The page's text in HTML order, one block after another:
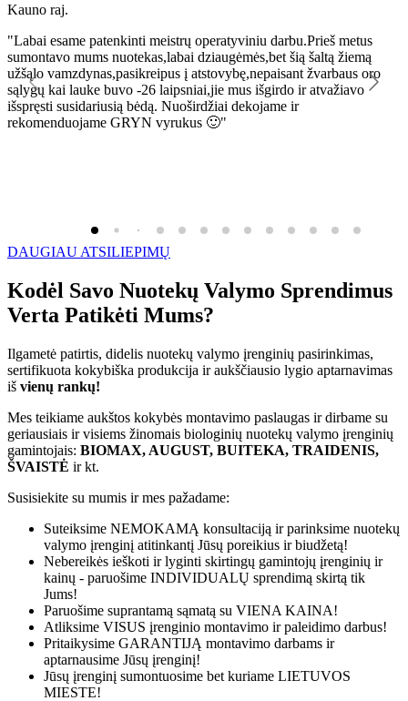
Kauno raj.
"Labai esame patenkinti meistrų operatyviniu darbu.Prieš metus
sumontavo mums nuotekas,labai dziaugėmės,bet šią šaltą žiemą
užšąlo vamzdynas,pasikreipus į atstovybę,nepaisant žvarbaus oro
sąlygų kai lauke buvo -26 laipsniai,jie mus išgirdo ir atvažiavo
išspręsti susidariusią bėdą. Nuoširdžiai dekojame ir
rekomenduojame GRYN vyrukus 🙂"
DAUGIAU ATSILIEPIMŲ
Kodėl Savo Nuotekų Valymo Sprendimus
Verta Patikėti Mums?
Ilgametė patirtis, didelis nuotekų valymo įrenginių pasirinkimas,
sertifikuota kokybiška produkcija ir aukščiausio lygio aptarnavimas
iš vienų rankų!
Mes teikiame aukštos kokybės montavimo paslaugas ir dirbame su
geriausiais ir visiems žinomais biologinių nuotekų valymo įrenginių
gamintojais: BIOMAX, AUGUST, BUITEKA, TRAIDENIS,
ŠVAISTĖ ir kt.
Susisiekite su mumis ir mes pažadame:
Suteiksime NEMOKAMĄ konsultaciją ir parinksime nuotekų
valymo įrenginį atitinkantį Jūsų poreikius ir biudžetą!
Nebereikės ieškoti ir lyginti skirtingų gamintojų įrenginių ir
kainų - paruošime INDIVIDUALŲ sprendimą skirtą tik
Jums!
Paruošime suprantamą sąmatą su VIENA KAINA!
Atliksime VISUS įrenginio montavimo ir paleidimo darbus!
Pritaikysime GARANTIJĄ montavimo darbams ir
aptarnausime Jūsų įrenginį!
Jūsų įrenginį sumontuosime bet kuriame LIETUVOS
MIESTE!